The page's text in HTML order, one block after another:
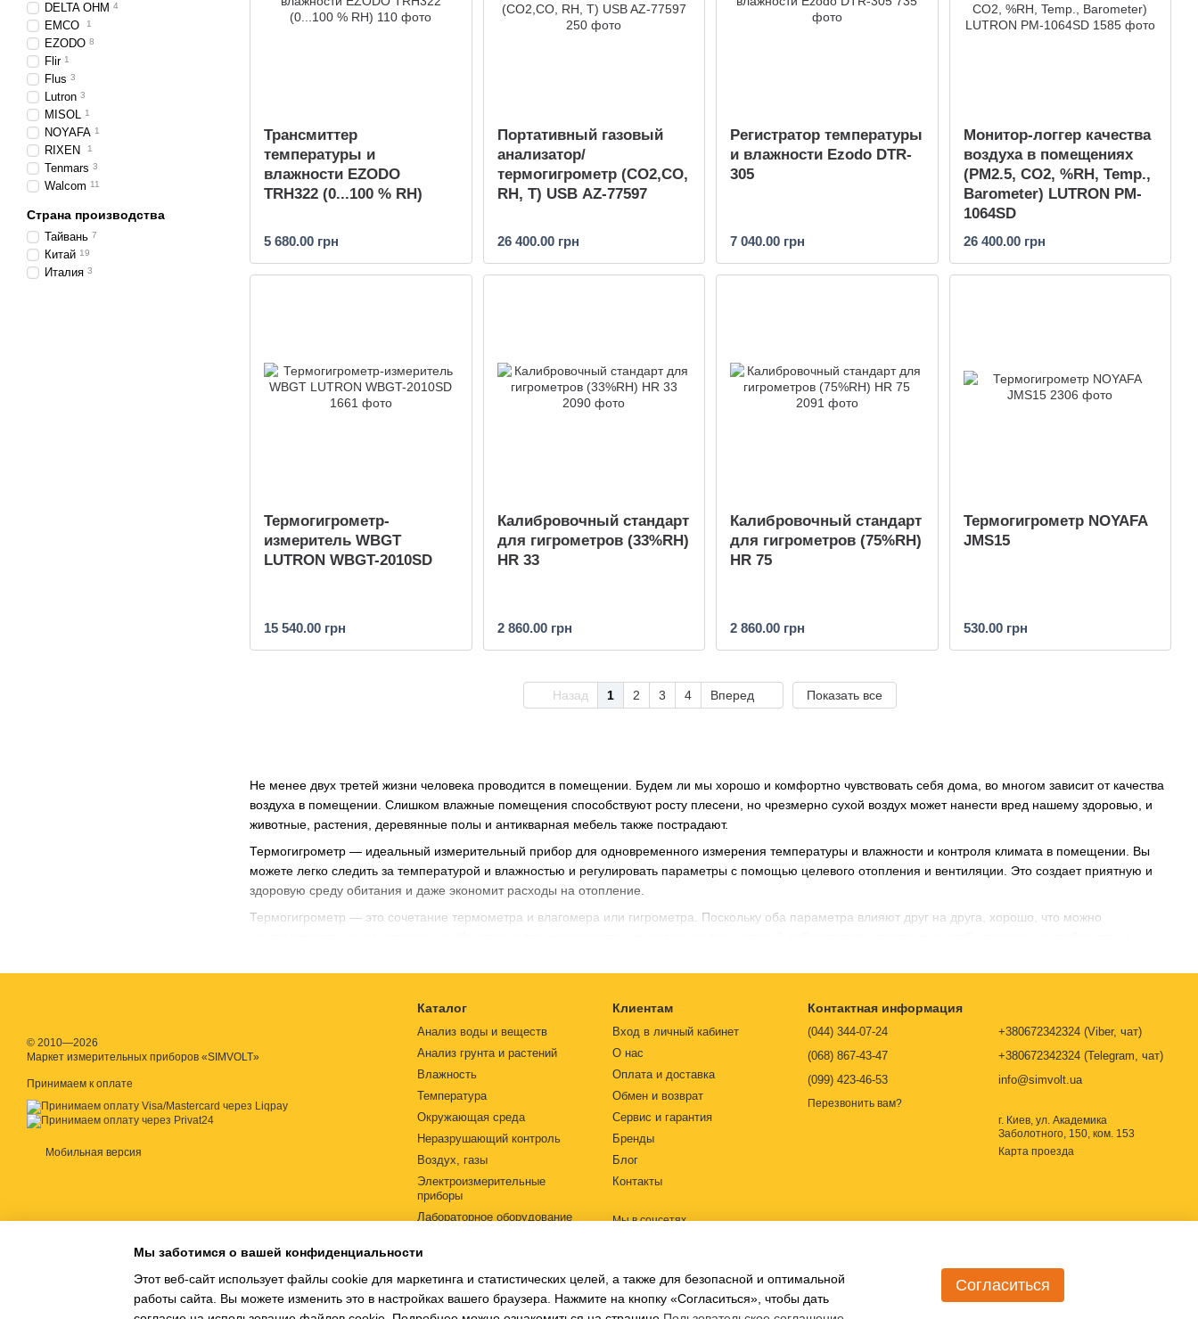
Не менее двух третей жизни человека проводится в помещении. Будем ли мы хорошо и комфортно чувствовать себя дома, во многом зависит от качества
воздуха в помещении. Слишком влажные помещения способствуют росту плесени, но чрезмерно сухой воздух может нанести вред нашему здоровью, и
животные, растения, деревянные полы и антикварная мебель также пострадают.
Термогигрометр — идеальный измерительный прибор для одновременного измерения температуры и влажности и контроля климата в помещении. Вы
можете легко следить за температурой и влажностью и регулировать параметры с помощью целевого отопления и вентиляции. Это создает приятную и
здоровую среду обитания и даже экономит расходы на отопление.
Термогигрометр — это сочетание термометра и влагомера или гигрометра. Поскольку оба параметра влияют друг на друга, хорошо, что можно
пара в воздухе.
Контролируя температуру и влажность, можно контролировать и достигать желаемых условий окружающей среды. Термогигрометр будет контролировать
SIMVOLT предлагает термогигрометр купить по конкурентным ценам на рынке контрольно-измерительных устройств.
Особенности калибровки термогигрометра
Даже самый лучший, самый дорогой термогигрометр, со временем может проводить измерения с погрешностью. Термогигрометр следует калибровать
для обеспечения точности показаний. Устройство имеет датчик, который может ухудшаться и дрейфовать в любое время, поэтому необходимо применять
регулярную калибровку. Также целесообразно контролировать показатели, регулярно сравнивая их с другим калиброванным термогигрометром. Это
обеспечит возможность немедленного обнаружения дрейфа, когда он находится в пределах интервала калибровки.
Рекомендуемый интервал калибровки для термогигрометров, которые находятся в стабильной среде, составляет от 6 до 12 месяцев.
Стандартный способ калибровки термогигрометра заключается в использовании специальной камеры или генератора влажности, как правило, это
проводится в лаборатории. Характеристики генератора влажности могут варьироваться в зависимости от диапазона влажности и температуры. По лучшим
ценам купить термогигрометр можно в маркете измерительных приборов
.
Трансмиттер
температуры и
влажности EZODO
TRH322 (0...100 % RH)
5 680.00 грн
Портативный газовый
анализатор/
термогигрометр (СО2,СО,
RH, T) USB AZ-77597
26 400.00 грн
Регистратор температуры
и влажности Ezodo DTR-
305
7 040.00 грн
Монитор-логгер качества
воздуха в помещениях
(PM2.5, CO2, %RH, Temp.,
Barometer) LUTRON PM-
1064SD
26 400.00 грн
Термогигрометр-
измеритель WBGT
LUTRON WBGT-2010SD
15 540.00 грн
Калибровочный стандарт
для гигрометров (33%RH)
HR 33
2 860.00 грн
Калибровочный стандарт
для гигрометров (75%RH)
HR 75
2 860.00 грн
Термогигрометр NOYAFA
JMS15
530.00 грн
Назад 1 2 3 4 Вперед Показать все
DELTA OHM 4
EMCO 1
EZODO 8
Flir 1
Flus 3
Lutron 3
MISOL 1
NOYAFA 1
RIXEN 1
Tenmars 3
Walcom 11
Страна производства
Тайвань 7
Китай 19
Италия 3
© 2010—2026
Маркет измерительных приборов «SIMVOLT»
Принимаем к оплате
Мобильная версия
Каталог
Анализ воды и веществ
Анализ грунта и растений
Влажность
Температура
Окружающая среда
Неразрушающий контроль
Воздух, газы
Электроизмерительные
приборы
Лабораторное оборудование
Источники питания
Ph-метры
Клиентам
Вход в личный кабинет
О нас
Оплата и доставка
Обмен и возврат
Сервис и гарантия
Бренды
Блог
Контакты
Мы в соцсетях
Контактная информация
(044) 344-07-24
(068) 867-43-47
(099) 423-46-53
Перезвонить вам?
+380672342324 (Viber, чат)
+380672342324 (Telegram, чат)
info@simvolt.ua
г. Киев, ул. Академика
Заболотного, 150, ком. 153
Карта проезда
Мы заботимся о вашей конфиденциальности
Этот веб-сайт использует файлы cookie для маркетинга и статистических целей, а также для безопасной и оптимальной
работы сайта. Вы можете изменить это в настройках вашего браузера. Нажмите на кнопку «Согласиться», чтобы дать
Согласиться